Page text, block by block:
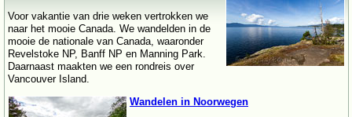
Voor vakantie van drie weken vertrokken we
naar het mooie Canada. We wandelden in de
mooie de nationale van Canada, waaronder
Revelstoke NP, Banff NP en Manning Park.
Daarnaast maakten we een rondreis over
Vancouver Island.
Wandelen in Noorwegen